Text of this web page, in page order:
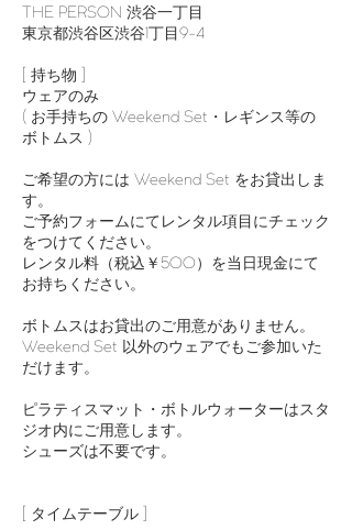
THE PERSON 渋谷一丁目
東京都渋谷区渋谷1丁目9-4
[ 持ち物 ]
ウェアのみ
( お手持ちの Weekend Set・レギンス等の
ボトムス )
ご希望の方には Weekend Set をお貸出しま
す。
ご予約フォームにてレンタル項目にチェック
をつけてください。
レンタル料（税込￥500）を当日現金にて
お持ちください。
ボトムスはお貸出のご用意がありません。
Weekend Set 以外のウェアでもご参加いた
だけます。
ピラティスマット・ボトルウォーターはスタ
ジオ内にご用意します。
シューズは不要です。
[ タイムテーブル ]